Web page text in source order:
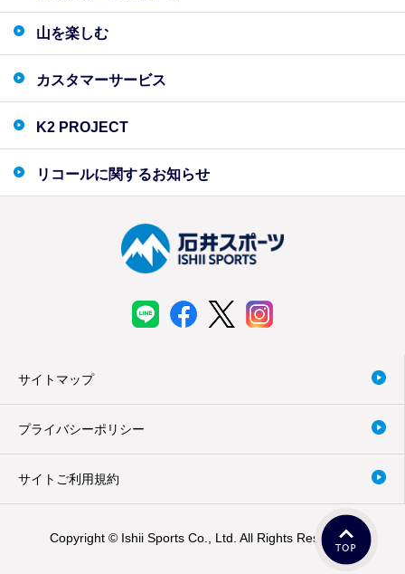
山を楽しむ
カスタマーサービス
K2 PROJECT
リコールに関するお知らせ
サイトマップ
プライバシーポリシー
サイトご利用規約
Copyright © Ishii Sports Co., Ltd. All Rights Reserved.